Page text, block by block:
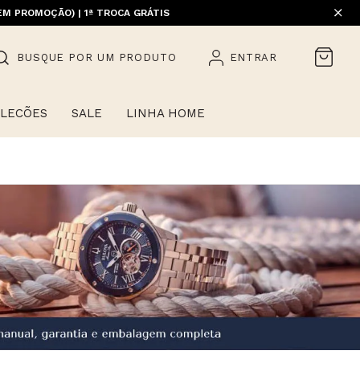
PROMOÇÃO) | 1ª TROCA GRÁTIS
BUSQUE POR UM PRODUTO ENTRAR
SALE LINHA HOME